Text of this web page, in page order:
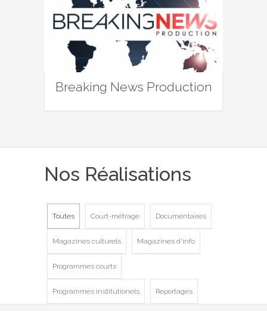
Breaking News Production
Nos Réalisations
Toutes Court-métrage Documentaires
Magazines culturels Magazines d'info
Programmes courts
Programmes institutionels Reportages